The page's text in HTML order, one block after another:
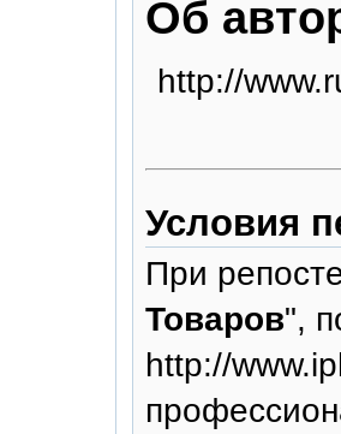
Об
http://
Условия
При
Товаров",
http://